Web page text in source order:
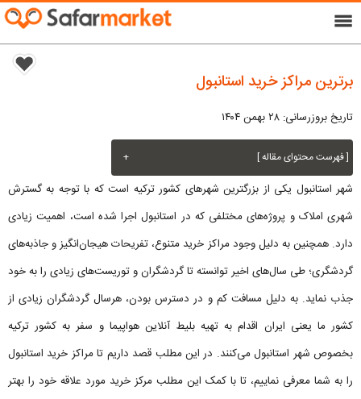
menu
برترین مراکز خرید استانبول
تاریخ بروزرسانی: ۲۸ بهمن ۱۴۰۴
[ فهرست محتوای مقاله ] +
شهر استانبول یکی از بزرگترین شهرهای کشور ترکیه است که با توجه به گسترش
شهری املاک و پروژه‌های مختلفی که در استانبول اجرا شده است، اهمیت زیادی
دارد. همچنین به دلیل وجود مراکز خرید متنوع، تفریحات هیجان‌انگیز و جاذبه‌های
گردشگری؛ طی سال‌های اخیر توانسته تا گردشگران و توریست‌های زیادی را به خود
جذب نماید. به دلیل مسافت کم و در دسترس بودن، هرسال گردشگران زیادی از
کشور ما یعنی ایران اقدام به تهیه بلیط آنلاین هواپیما و سفر به کشور ترکیه
بخصوص شهر استانبول می‌کنند. در این مطلب قصد داریم تا مراکز خرید استانبول
را به شما معرفی نماییم، تا با کمک این مطلب مرکز خرید مورد علاقه خود را بهتر